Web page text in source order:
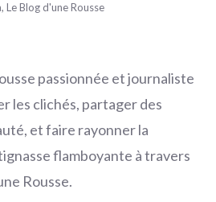
Le Blog d'une Rousse
passionnée et journaliste
les clichés, partager des
et faire rayonner la
flamboyante à travers
Rousse.